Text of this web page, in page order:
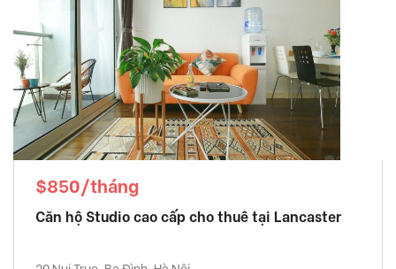
$850/tháng
Căn hộ Studio cao cấp cho thuê tại Lancaster